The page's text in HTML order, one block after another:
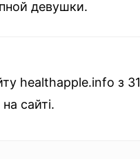
девушки.
healthapple.info з 31
сайті.